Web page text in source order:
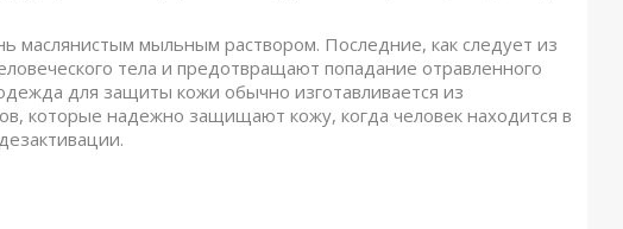
мыльным раствором. Последние, как следует из
тела и предотвращают попадание отравленного
для защиты кожи обычно изготавливается из
которые надежно защищают кожу, когда человек находится в